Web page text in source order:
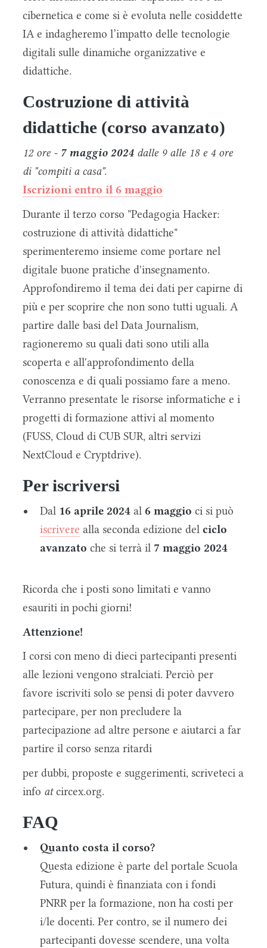
cibernetica e come si è evoluta nelle cosiddette
IA e indagheremo l’impatto delle tecnologie
digitali sulle dinamiche organizzative e
didattiche.
Costruzione di attività
didattiche (corso avanzato)
12 ore - 7 maggio 2024 dalle 9 alle 18 e 4 ore
di "compiti a casa".
Iscrizioni entro il 6 maggio
Durante il terzo corso "Pedagogia Hacker:
costruzione di attività didattiche"
sperimenteremo insieme come portare nel
digitale buone pratiche d'insegnamento.
Approfondiremo il tema dei dati per capirne di
più e per scoprire che non sono tutti uguali. A
partire dalle basi del Data Journalism,
ragioneremo su quali dati sono utili alla
scoperta e all'approfondimento della
conoscenza e di quali possiamo fare a meno.
Verranno presentate le risorse informatiche e i
progetti di formazione attivi al momento
(FUSS, Cloud di CUB SUR, altri servizi
NextCloud e Cryptdrive).
Per iscriversi
Dal 16 aprile 2024 al6 maggio ci si può
iscrivere alla seconda edizione delciclo
avanzato che si terrà il 7 maggio 2024
Ricorda che i posti sono limitati e vanno
esauriti in pochi giorni!
Attenzione!
I corsi con meno di dieci partecipanti presenti
alle lezioni vengono stralciati. Perciò per
favore iscriviti solo se pensi di poter davvero
partecipare, per non precludere la
partecipazione ad altre persone e aiutarci a far
partire il corso senza ritardi
per dubbi, proposte e suggerimenti, scriveteci a
info atcircex.org.
FAQ
Quanto costa il corso?
Questa edizione è parte del portale Scuola
Futura, quindi è finanziata con i fondi
PNRR per la formazione, non ha costi per
i/le docenti. Per contro, se il numero dei
partecipanti dovesse scendere, una volta